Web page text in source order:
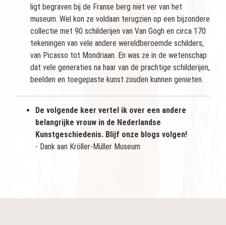
ligt begraven bij de Franse berg niet ver van het
museum. Wel kon ze voldaan terugzien op een bijzondere
collectie met 90 schilderijen van Van Gogh en circa 170
tekeningen van vele andere wereldberoemde schilders,
van Picasso tot Mondriaan. En was ze in de wetenschap
dat vele generaties na haar van de prachtige schilderijen,
beelden en toegepaste kunst zouden kunnen genieten.
De volgende keer vertel ik over een andere
belangrijke vrouw in de Nederlandse
Kunstgeschiedenis. Blijf onze blogs volgen!
- Dank aan Kröller-Müller Museum